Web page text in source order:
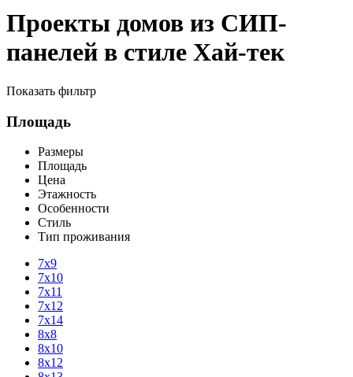
Проекты домов из СИП-
панелей в стиле Хай-тек
Показать фильтр
Площадь
Размеры
Площадь
Цена
Этажность
Особенности
Стиль
Тип проживания
7х9
7х10
7х11
7х12
7х14
8х8
8х10
8х12